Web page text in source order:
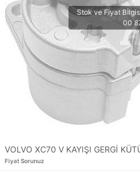
VOLVO XC70 V KAYIŞI GERGİ
Fiyat Sorunuz